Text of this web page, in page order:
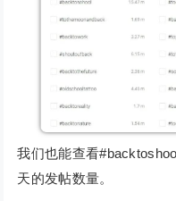
我们也能查看
天的发帖数量。